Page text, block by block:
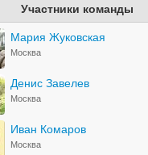
Участники команды
Мария Жуковская
Москва
Денис Завелев
Москва
Иван Комаров
Москва